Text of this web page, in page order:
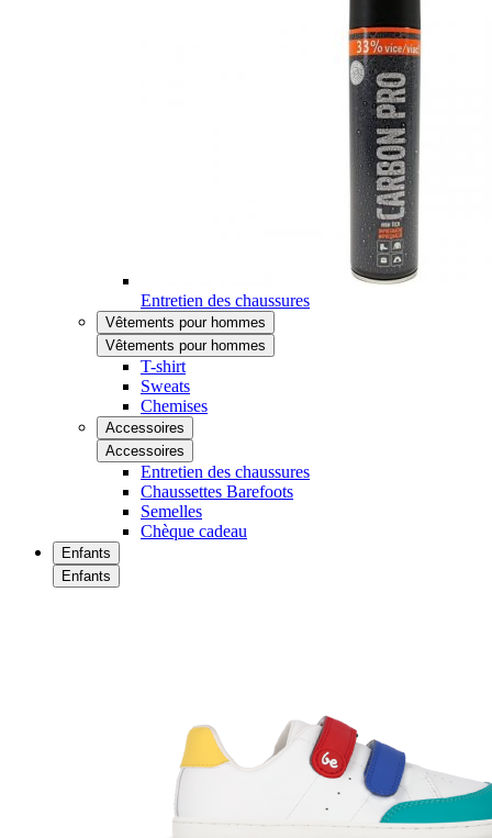
Entretien des chaussures
Vêtements pour hommes
Vêtements pour hommes
T-shirt
Sweats
Chemises
Accessoires
Accessoires
Entretien des chaussures
Chaussettes Barefoots
Semelles
Chèque cadeau
Enfants
Enfants